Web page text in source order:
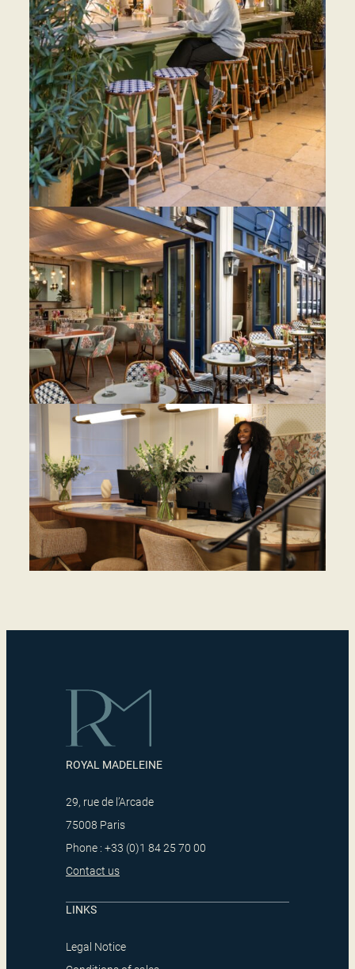
ROYAL MADELEINE
29, rue de l’Arcade
75008 Paris
Phone : +33 (0)1 84 25 70 00
Contact us
LINKS
Legal Notice